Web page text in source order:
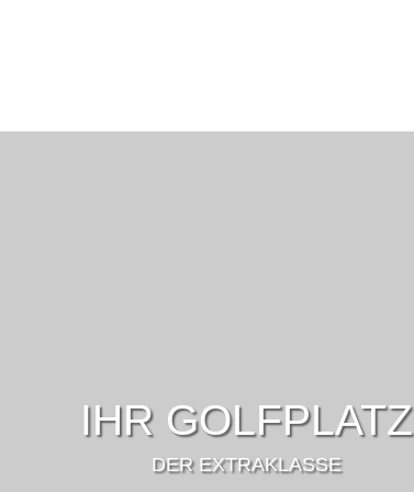
IHR GOLFPLATZ
DER EXTRAKLASSE